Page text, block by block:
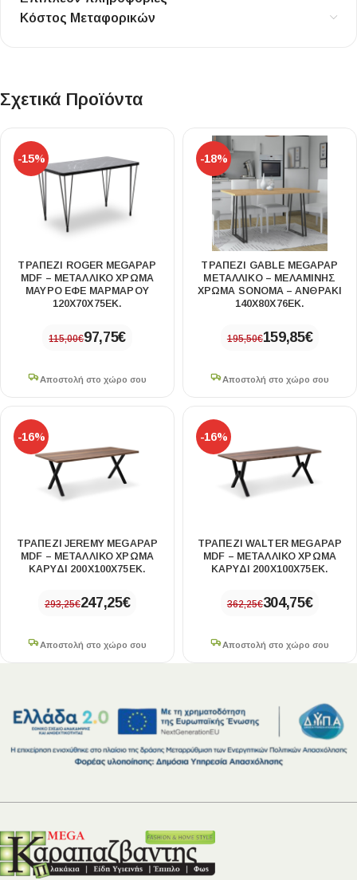
Κόστος Μεταφορικών
Σχετικά Προϊόντα
-15%
ΤΡΑΠΈΖΙ ROGER MEGAPAP
MDF – ΜΕΤΑΛΛΙΚΌ ΧΡΏΜΑ
ΜΑΎΡΟ ΕΦΈ ΜΑΡΜΆΡΟΥ
120X70X75ΕΚ.
115,00€97,75€
Αποστολή στο χώρο σου
-18%
ΤΡΑΠΈΖΙ GABLE MEGAPAP
ΜΕΤΑΛΛΙΚΌ – ΜΕΛΑΜΊΝΗΣ
ΧΡΏΜΑ SONOMA – ΑΝΘΡΑΚΊ
140X80X76ΕΚ.
195,50€159,85€
Αποστολή στο χώρο σου
-16%
ΤΡΑΠΈΖΙ JEREMY MEGAPAP
MDF – ΜΕΤΑΛΛΙΚΌ ΧΡΏΜΑ
ΚΑΡΥΔΊ 200X100X75ΕΚ.
293,25€247,25€
Αποστολή στο χώρο σου
-16%
ΤΡΑΠΈΖΙ WALTER MEGAPAP
MDF – ΜΕΤΑΛΛΙΚΌ ΧΡΏΜΑ
ΚΑΡΥΔΊ 200X100X75ΕΚ.
362,25€304,75€
Αποστολή στο χώρο σου